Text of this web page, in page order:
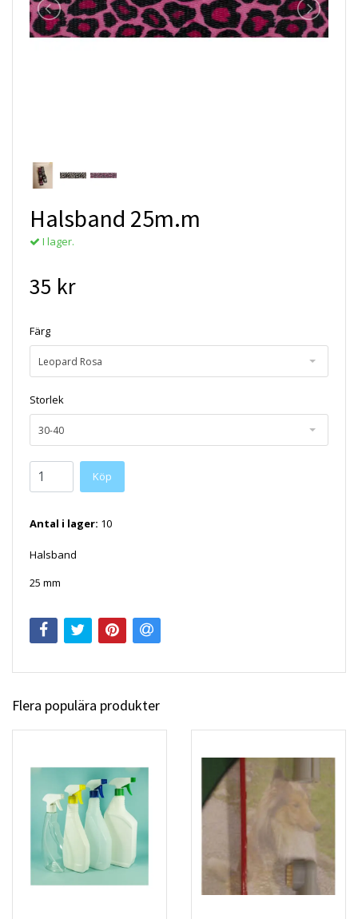
Halsband 25m.m
I lager.
35 kr
Färg
Leopard Rosa
Storlek
30-40
Köp
Antal i lager: 10
Halsband
25 mm
Flera populära produkter